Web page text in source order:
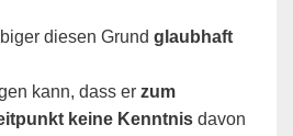
diesen Grund glaubhaft
kann, dass er zum
keine Kenntnis davon